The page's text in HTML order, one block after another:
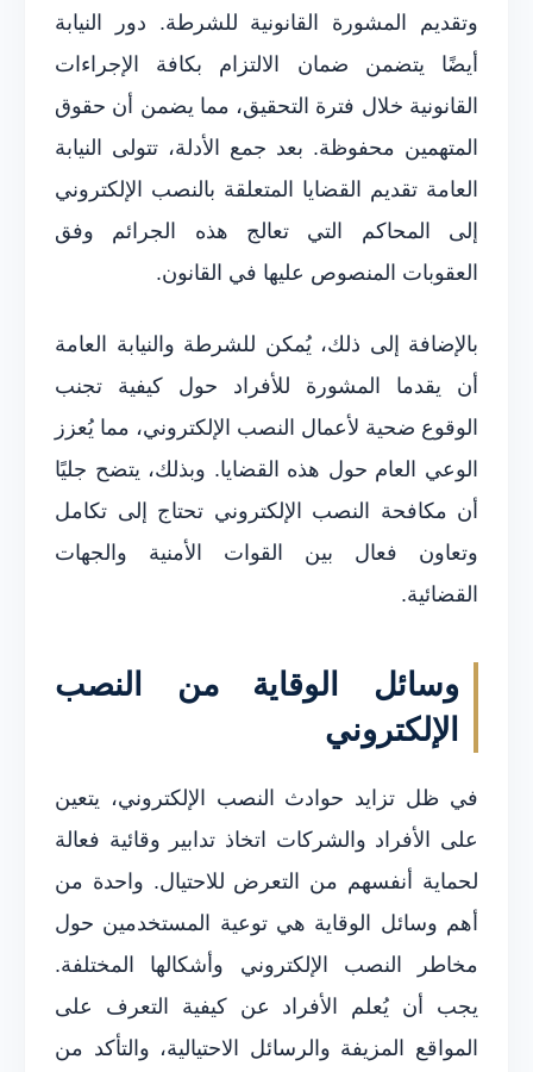
وتقديم المشورة القانونية للشرطة. دور النيابة
أيضًا يتضمن ضمان الالتزام بكافة الإجراءات
القانونية خلال فترة التحقيق، مما يضمن أن حقوق
المتهمين محفوظة. بعد جمع الأدلة، تتولى النيابة
العامة تقديم القضايا المتعلقة بالنصب الإلكتروني
إلى المحاكم التي تعالج هذه الجرائم وفق
العقوبات المنصوص عليها في القانون.
بالإضافة إلى ذلك، يُمكن للشرطة والنيابة العامة
أن يقدما المشورة للأفراد حول كيفية تجنب
الوقوع ضحية لأعمال النصب الإلكتروني، مما يُعزز
الوعي العام حول هذه القضايا. وبذلك، يتضح جليًا
أن مكافحة النصب الإلكتروني تحتاج إلى تكامل
وتعاون فعال بين القوات الأمنية والجهات
القضائية.
وسائل الوقاية من النصب
الإلكتروني
في ظل تزايد حوادث النصب الإلكتروني، يتعين
على الأفراد والشركات اتخاذ تدابير وقائية فعالة
لحماية أنفسهم من التعرض للاحتيال. واحدة من
أهم وسائل الوقاية هي توعية المستخدمين حول
مخاطر النصب الإلكتروني وأشكالها المختلفة.
يجب أن يُعلم الأفراد عن كيفية التعرف على
المواقع المزيفة والرسائل الاحتيالية، والتأكد من